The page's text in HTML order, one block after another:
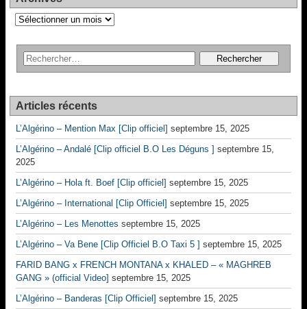
Archives
Articles récents
L’Algérino – Mention Max [Clip officiel] septembre 15, 2025
L’Algérino – Andalé [Clip officiel B.O Les Déguns ] septembre 15,
2025
L’Algérino – Hola ft. Boef [Clip officiel] septembre 15, 2025
L’Algérino – International [Clip Officiel] septembre 15, 2025
L’Algérino – Les Menottes septembre 15, 2025
L’Algérino – Va Bene [Clip Officiel B.O Taxi 5 ] septembre 15, 2025
FARID BANG x FRENCH MONTANA x KHALED – « MAGHREB
GANG » (official Video] septembre 15, 2025
L’Algérino – Banderas [Clip Officiel] septembre 15, 2025